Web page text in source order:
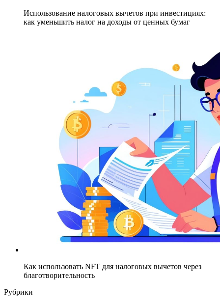
Использование налоговых вычетов при инвестициях:
как уменьшить налог на доходы от ценных бумаг
Как использовать NFT для налоговых вычетов через
благотворительность
Рубрики